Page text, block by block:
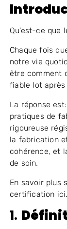
Qu'est-ce que
Chaque fois
notre vie
être comment
fiable lot après
La réponse est:
pratiques de
rigoureuse
la fabrication
cohérence, et
de soin.
En savoir plus
certification
1.